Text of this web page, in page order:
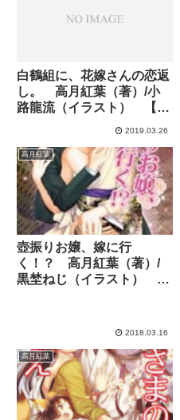
白鶴組に、花嫁さんの恋返
し。 高月紅葉（著）/小
路龍流（イラスト） 【小
2019.03.26
高月紅葉
壺振りお嬢、嫁に行
く！？ 高月紅葉（著）/
黒埜ねじ（イラスト）
2018.03.16
高月紅葉